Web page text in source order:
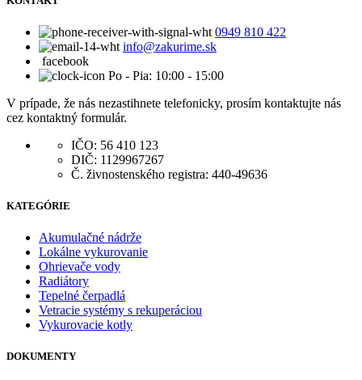
0949 810 422
info@zakurime.sk
facebook
Po - Pia: 10:00 - 15:00
V prípade, že nás nezastihnete telefonicky, prosím kontaktujte nás
cez kontaktný formulár.
IČO: 56 410 123
DIČ: 1129967267
Č. živnostenského registra: 440-49636
KATEGÓRIE
Akumulačné nádrže
Lokálne vykurovanie
Ohrievače vody
Radiátory
Tepelné čerpadlá
Vetracie systémy s rekuperáciou
Vykurovacie kotly
DOKUMENTY